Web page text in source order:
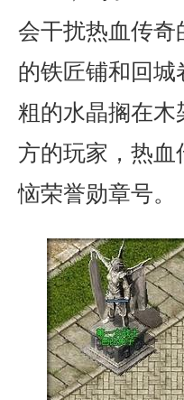
会干扰热血传奇
的铁匠铺和回
粗的水晶搁在木
方的玩家，热
恼荣誉勋章号。